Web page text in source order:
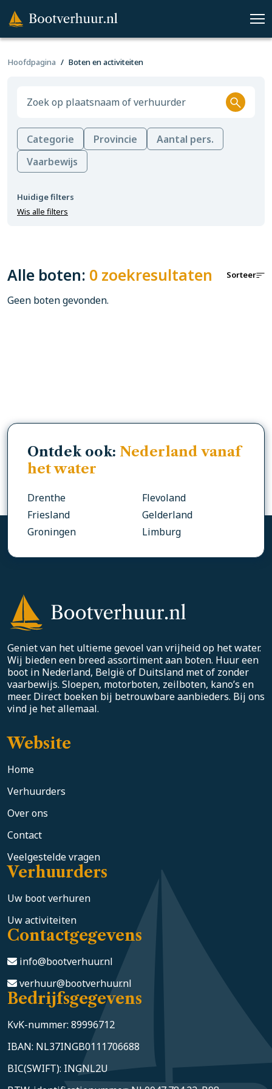
Hoofdpagina Boten en activiteiten
Categorie Provincie
Aantal pers.
Vaarbewijs
Huidige filters
Wis alle filters
Alle boten: 0 zoekresultaten Sorteer
Geen boten gevonden.
Ontdek ook: Nederland vanaf
het water
Drenthe
Flevoland
Friesland
Gelderland
Groningen
Limburg
Geniet van het ultieme gevoel van vrijheid op het water.
Wij bieden een breed assortiment aan boten. Huur een
boot in Nederland, België of Duitsland met of zonder
vaarbewijs. Sloepen, motorboten, zeilboten, kano’s en
meer. Direct boeken bij betrouwbare aanbieders. Bij ons
vind je het allemaal.
Website
Home
Verhuurders
Over ons
Contact
Veelgestelde vragen
Verhuurders
Uw boot verhuren
Uw activiteiten
Contactgegevens
info@bootverhuur.nl
verhuur@bootverhuur.nl
Bedrijfsgegevens
KvK-nummer: 89996712
IBAN: NL37INGB0111706688
BIC(SWIFT): INGNL2U